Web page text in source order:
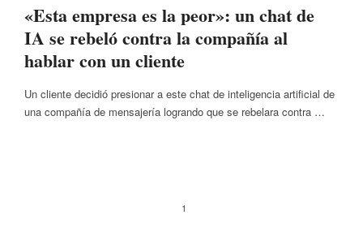
«Esta empresa es la peor»: un chat de
IA se rebeló contra la compañía al
hablar con un cliente
Un cliente decidió presionar a este chat de inteligencia artificial de
una compañía de mensajería logrando que se rebelara contra …
1